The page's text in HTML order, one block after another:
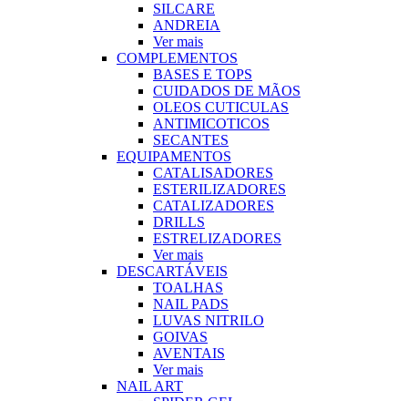
SILCARE
ANDREIA
Ver mais
COMPLEMENTOS
BASES E TOPS
CUIDADOS DE MÃOS
OLEOS CUTICULAS
ANTIMICOTICOS
SECANTES
EQUIPAMENTOS
CATALISADORES
ESTERILIZADORES
CATALIZADORES
DRILLS
ESTRELIZADORES
Ver mais
DESCARTÁVEIS
TOALHAS
NAIL PADS
LUVAS NITRILO
GOIVAS
AVENTAIS
Ver mais
NAIL ART